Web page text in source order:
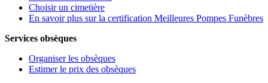
Choisir un cimetière
En savoir plus sur la certification Meilleures Pompes Funèbres
Services obsèques
Organiser les obsèques
Estimer le prix des obsèques